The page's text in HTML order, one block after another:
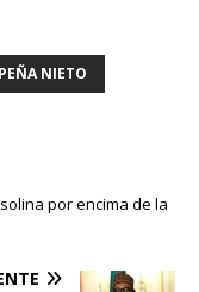
PEÑA NIETO
por encima de la